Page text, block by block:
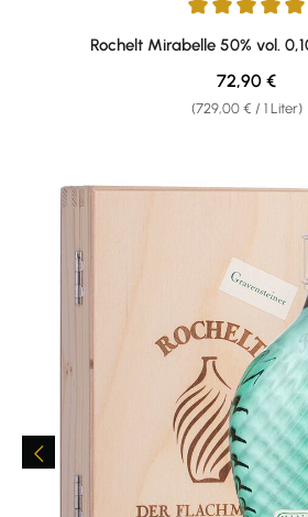
Durchschnittliche Bewertung von 5
Rochelt Mirabelle 50% vol.
(729,00 € / 1 Liter)
Regulärer
72,90 €